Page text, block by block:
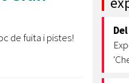
Ètica
Entitats
Equipaments
de fuita i pistes!
Del